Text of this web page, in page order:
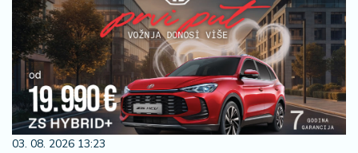
03. 08. 2026 13:23